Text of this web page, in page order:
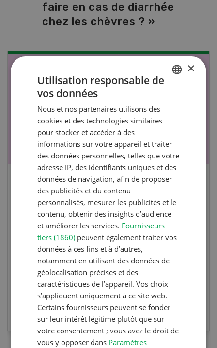
faire en cas de diarrhée
chez les chèvres ? »
-26
Cours spécialisé Aquaculture
Vous élevez des poissons ou songez à le faire?
Ce cours vous équipe du savoir nécessaire. Si
vous effectuez aussi un stage pratique, votre
diplôme est reconnu officiellement et vous
habilite à détenir des poissons à titre
professionnel.
EN SAVOIR PLUS
×
Utilisation responsable de
vos données
Nous et nos partenaires utilisons des
cookies et des technologies similaires
pour stocker et accéder à des
informations sur votre appareil et traiter
des données personnelles, telles que votre
adresse IP, des identifiants uniques et des
données de navigation, afin de proposer
des publicités et du contenu
personnalisés, mesurer les publicités et le
contenu, obtenir des insights d’audience
et améliorer les services. Fournisseurs
tiers (1860) peuvent également traiter vos
données à ces fins et à d’autres,
notamment en utilisant des données de
géolocalisation précises et des
caractéristiques de l’appareil. Vos choix
s’appliquent uniquement à ce site web.
Certains fournisseurs peuvent se fonder
sur leur intérêt légitime plutôt que sur
votre consentement ; vous avez le droit de
vous y opposer dans Paramètres